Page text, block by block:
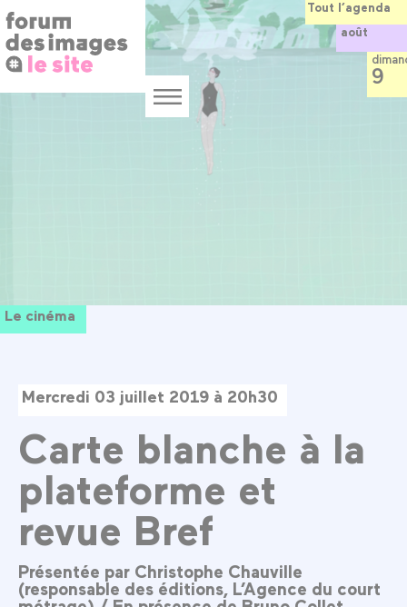
Panneau de gestion des cookies
au
contenu
principal
Menu
Le cinéma
Mercredi 03 juillet 2019 à 20h30
Carte blanche à la
plateforme et
revue Bref
Présentée par Christophe Chauville
(responsable des éditions, L’Agence du court
Tout l’agenda
août
9